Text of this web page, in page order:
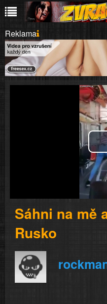
Reklama
Sáhni na mě
Rusko